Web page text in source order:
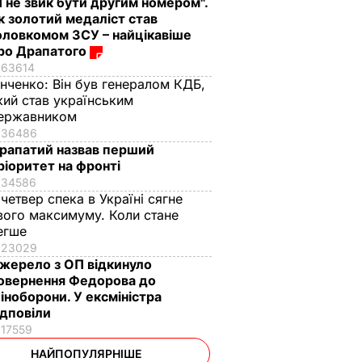
золотий медаліст став
ЗСУ – найцікавіше
Драпатого
63614
Він був генералом КДБ,
став українським
36486
назвав перший
на фронті
34586
спека в Україні сягне
максимуму. Коли стане
23029
з ОП відкинуло
Федорова до
У ексміністра
17559
НАЙПОПУЛЯРНІШЕ